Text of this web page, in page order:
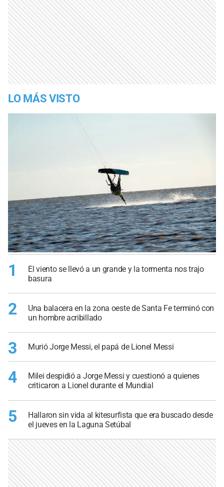
LO MÁS VISTO
1
El viento se llevó a un grande y la tormenta nos trajo
basura
2
Una balacera en la zona oeste de Santa Fe terminó con
un hombre acribillado
3 Murió Jorge Messi, el papá de Lionel Messi
4
Milei despidió a Jorge Messi y cuestionó a quienes
criticaron a Lionel durante el Mundial
5
Hallaron sin vida al kitesurfista que era buscado desde
el jueves en la Laguna Setúbal